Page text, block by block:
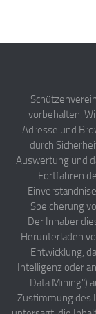
vorbehalten.
Adresse und
durch
Auswertung und
Fortfahren
Speicherung
Der Inhaber
Herunterladen
Entwicklung,
Intelligenz oder
Data Mining")
Zustimmung des